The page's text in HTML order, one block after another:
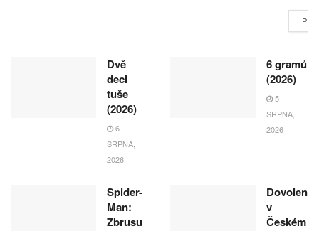
Dvě
deci
tuše
(2026)
6
SRPNA,
2026
6 gramů
(2026)
5
SRPNA,
2026
Spider-
Man:
Zbrusu
Dovolená
v
Českém